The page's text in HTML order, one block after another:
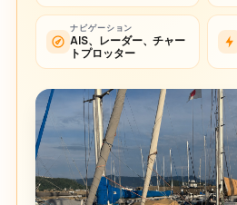
ナビゲーション
AIS、レーダー、チャー
トプロッター